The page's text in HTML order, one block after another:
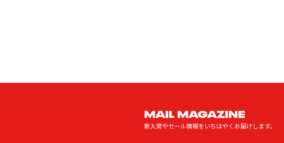
MAIL MAGAZINE
新入荷やセール情報をいちはやくお届けします。